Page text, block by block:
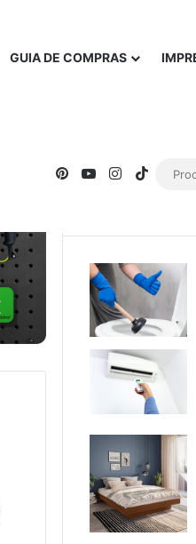
GUIA DE COMPRAS
PinterestYouTubeInstagram
TikTok